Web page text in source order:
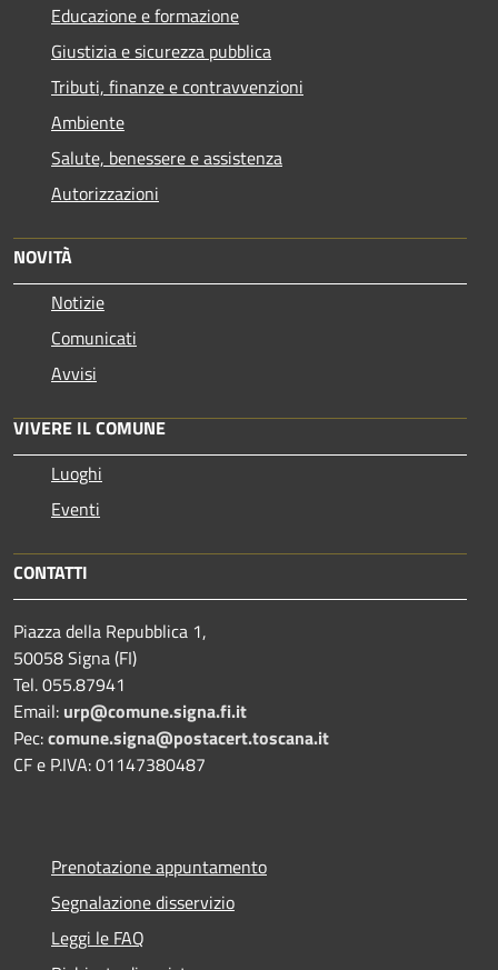
Educazione e formazione
Giustizia e sicurezza pubblica
Tributi, finanze e contravvenzioni
Ambiente
Salute, benessere e assistenza
Autorizzazioni
NOVITÀ
Notizie
Comunicati
Avvisi
VIVERE IL COMUNE
Luoghi
Eventi
CONTATTI
Piazza della Repubblica 1,
50058 Signa (FI)
Tel. 055.87941
Email: urp@comune.signa.fi.it
Pec:comune.signa@postacert.toscana.it
CF e P.IVA: 01147380487
Prenotazione appuntamento
Segnalazione disservizio
Leggi le FAQ